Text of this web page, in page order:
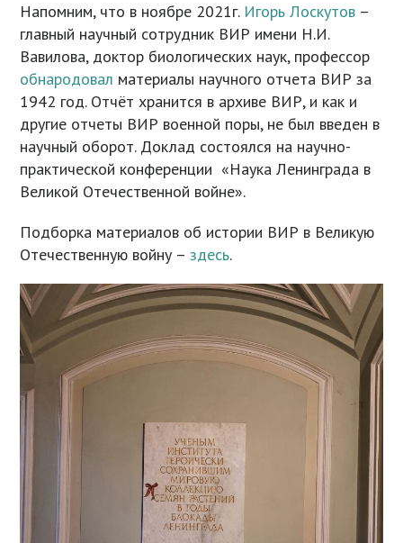
Напомним, что в ноябре 2021г. Игорь Лоскутов –
главный научный сотрудник ВИР имени Н.И.
Вавилова, доктор биологических наук, профессор
обнародовал материалы научного отчета ВИР за
1942 год. Отчёт хранится в архиве ВИР, и как и
другие отчеты ВИР военной поры, не был введен в
научный оборот. Доклад состоялся на научно-
практической конференции «Наука Ленинграда в
Великой Отечественной войне».
Подборка материалов об истории ВИР в Великую
Отечественную войну –здесь.